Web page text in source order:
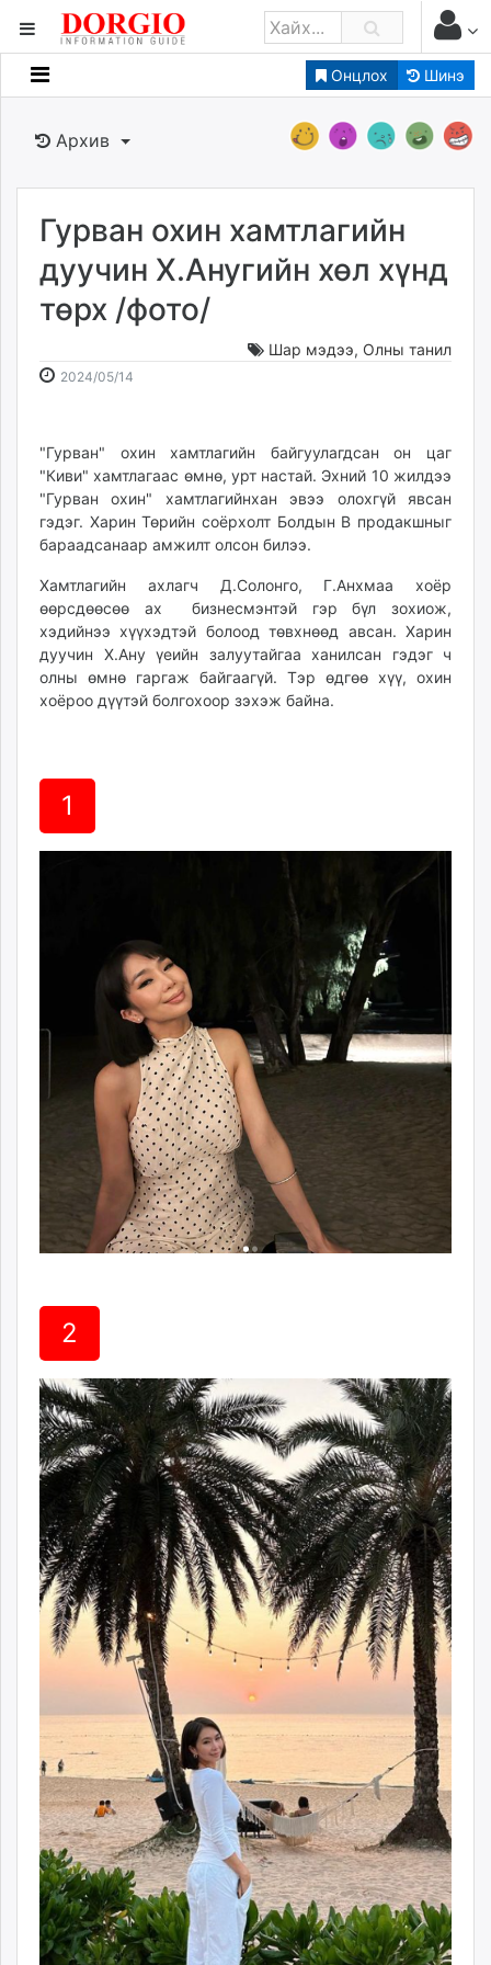
Онцлох Шинэ
Мэдээллийн
Банк санхүү
Бизнес ААН
Төрийн
Нийслэлийн
dorgio.mn
caak.mn
Baabar.mn
tovch.mn
ikon.mn
mnb.mn
Eguur.mn
24tsag.mn
shuud.mn
eagle.mn
ergelt.mn
zuv.mn
ugluu.mn
shuurhai.mn
isee.mn
mglradio.com
shuum.mn
times.mn
tvmongolia.mn
mass.mn
assa.mn
toim.mn
tac.mn
paparazzi.mn
unread.today
Архив
Гурван охин хамтлагийн
дуучин Х.Анугийн хөл хүнд
төрх /фото/
Шар мэдээ, Олны танил
2024/05/14
17:14:51
19:37:24
"Гурван" охин хамтлагийн байгуулагдсан он цаг
"Киви" хамтлагаас өмнө, урт настай. Эхний 10 жилдээ
"Гурван охин" хамтлагийнхан эвээ олохгүй явсан
гэдэг. Харин Төрийн соёрхолт Болдын B продакшныг
бараадсанаар амжилт олсон билээ.
Хамтлагийн ахлагч Д.Солонго, Г.Анхмаа хоёр
өөрсдөөсөө ах бизнесмэнтэй гэр бүл зохиож,
хэдийнээ хүүхэдтэй болоод төвхнөөд авсан. Харин
дуучин Х.Ану үеийн залуутайгаа ханилсан гэдэг ч
олны өмнө гаргаж байгаагүй. Тэр өдгөө хүү, охин
хоёроо дүүтэй болгохоор зэхэж байна.
1
2